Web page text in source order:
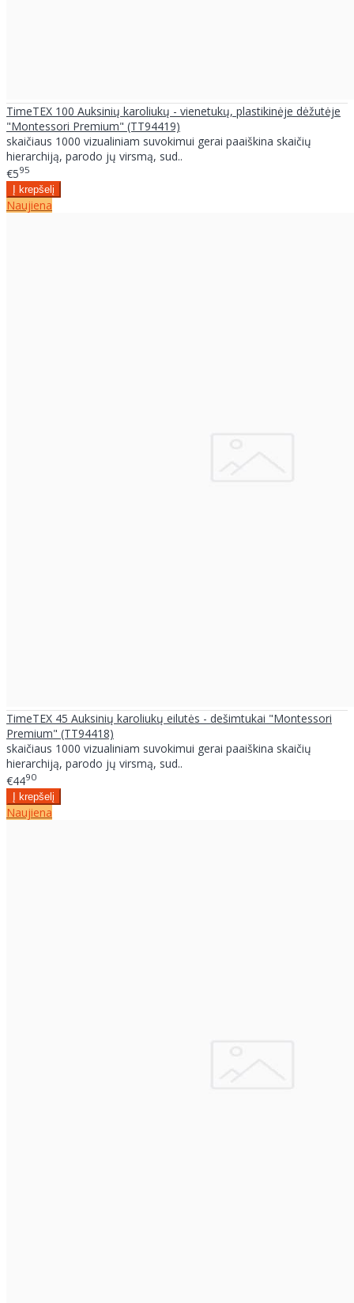
TimeTEX 100 Auksinių karoliukų - vienetukų, plastikinėje dėžutėje
"Montessori Premium" (TT94419)
skaičiaus 1000 vizualiniam suvokimui gerai paaiškina skaičių
hierarchiją, parodo jų virsmą, sud..
€595
Naujiena
TimeTEX 45 Auksinių karoliukų eilutės - dešimtukai "Montessori
Premium" (TT94418)
skaičiaus 1000 vizualiniam suvokimui gerai paaiškina skaičių
hierarchiją, parodo jų virsmą, sud..
€4490
Naujiena